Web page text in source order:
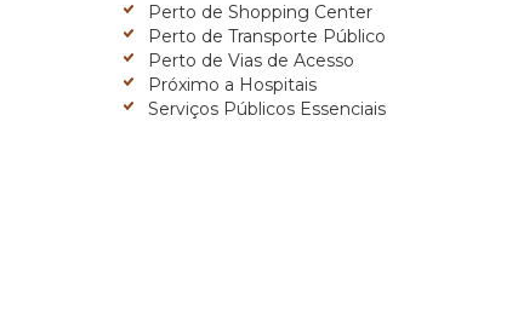
Perto de Shopping Center
Perto de Transporte Público
Perto de Vias de Acesso
Próximo a Hospitais
Serviços Públicos Essenciais